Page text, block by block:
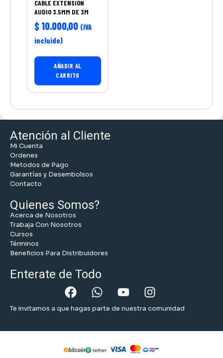
CABLE EXTENSIÓN
AUDIO 3.5MM DE 3M
$ 10.000,00 (IVA
incluido)
AÑADIR AL
CARRITO
Atención al Cliente
Mi Cuenta
Ordenes
Metodos de Pago
Garantías y Desembolsos
Contacto
Quienes Somos?
Acerca de Nosotros
Trabaja Con Nosotros
Cursos
Términos
Beneficios Para Distribuidores
Enterate de Todo
Te invitamos a que hagas parte de nuestra comunidad